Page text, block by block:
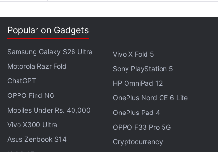
मेगापिक्सल का अल्ट्रा-वाइड एंगल स्नैपर शामिल है। डिवाइस में सामने
की तरफ एक 50-मेगापिक्सल सेंसर फिट किया गया है।
डिवाइस में 5,200mAh सिलिकॉन-कार्बन बैटरी मिलती है, जो 100W
वायर्ड चार्जिंग को सपोर्ट करती है। इसमें 66W वायरलेस चार्जिंग के
Pro में मैजिक पोर्टल और मैजिक कैप्सूल जैसे AI फीचर्स भी शामिल किए
Honor 200 specifications
Popular on Gadgets
Samsung Galaxy S26 Ultra
Motorola Razr Fold
ChatGPT
OPPO Find N6
Mobiles Under Rs. 40,000
Vivo X300 Ultra
Asus Zenbook S14
Vivo X Fold 5
Sony PlayStation 5
HP OmniPad 12
OnePlus Nord CE 6 Lite
OnePlus Pad 4
OPPO F33 Pro 5G
Cryptocurrency